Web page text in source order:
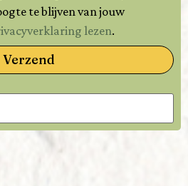
te blijven van jouw
lezen.
Verzend